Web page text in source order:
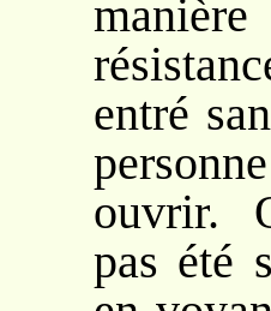
entré
ouvrir.
pas été